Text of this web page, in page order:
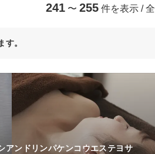
241 〜 255 件を表示 / 全
。
アンドリンパケンコウエステヨサ